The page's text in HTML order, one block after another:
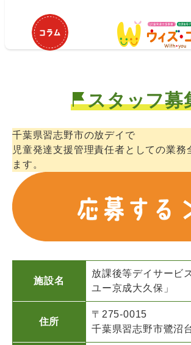
へ
移
動
ウィズ・ユー京成大久
支援管理責任者募集中！
スタッフ募
千葉県習志野市の放デイで
児童発達支援管理責任者としての業務
ます。
施設名
放課後等デイサービ
ユー京成大久保」
住所
〒275-0015
千葉県習志野市鷺沼